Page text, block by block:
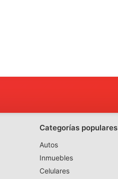
Categorías populares
Autos
Inmuebles
Celulares